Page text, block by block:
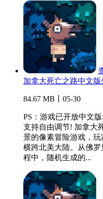
加拿大死亡之路中文版
84.67 MB丨05-30
PS：游戏已开放中文
支持自由调节! 加拿大
景的像素冒险游戏，
横跨北美大陆。从佛
程中，随机生成的...